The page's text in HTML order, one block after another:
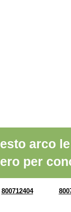
arco
per
800712404